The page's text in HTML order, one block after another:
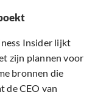
Insider lijkt
zijn plannen voor
bronnen die
de CEO van